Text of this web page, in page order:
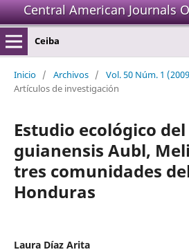
Central American Journals
Ceiba
Inicio / Archivos / Vol. 50 Núm. 1
Artículos de investigación
Estudio ecológico
guianensis Aubl,
tres comunidades
Honduras
Laura Díaz Arita